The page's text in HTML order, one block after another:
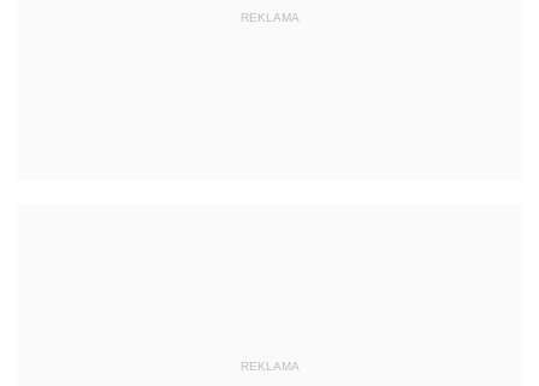
REKLAMA
REKLAMA